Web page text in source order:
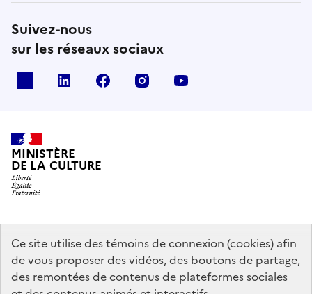
Ce site utilise des témoins de connexion (cookies) afin
de vous proposer des vidéos, des boutons de partage,
des remontées de contenus de plateformes sociales
Suivez-nous
sur les réseaux sociaux
linkedin facebook instagram
MINISTÈRE
DE LA CULTURE
data.gouv.fr legifrance.gouv.fr
info.gouv.fr
service-public.gouv.fr